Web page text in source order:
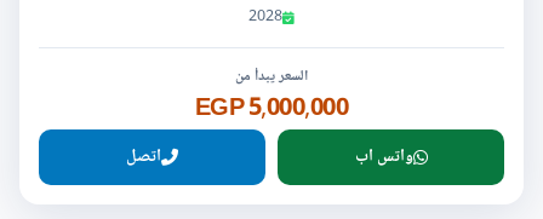
2028
السعر يبدأ من
5,000,000 EGP
واتس اب اتصل